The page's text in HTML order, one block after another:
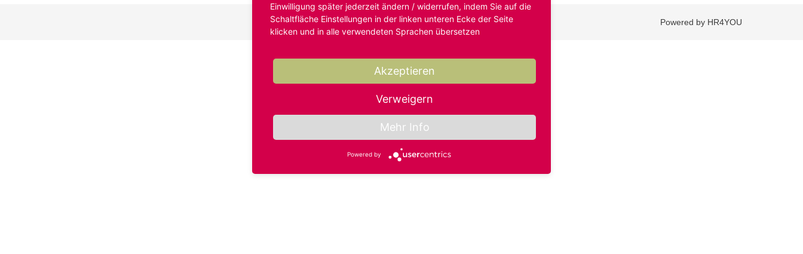
Powered by HR4YOU
Einwilligung später jederzeit ändern / widerrufen, indem Sie auf die
Schaltfläche Einstellungen in der linken unteren Ecke der Seite
klicken und in alle verwendeten Sprachen übersetzen
Akzeptieren
Verweigern
Mehr Info
Powered by